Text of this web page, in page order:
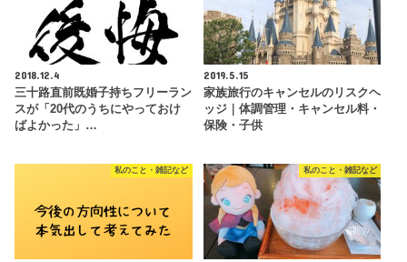
2018.12.4
三十路直前既婚子持ちフリーラン
スが「20代のうちにやっておけ
ばよかった」…
2019.5.15
家族旅行のキャンセルのリスクヘ
ッジ｜体調管理・キャンセル料・
保険・子供
私のこと・雑記など 私のこと・雑記など